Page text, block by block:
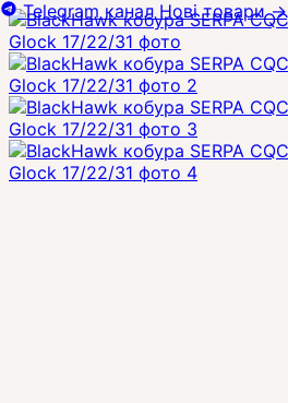
Telegram канал Нові товари→